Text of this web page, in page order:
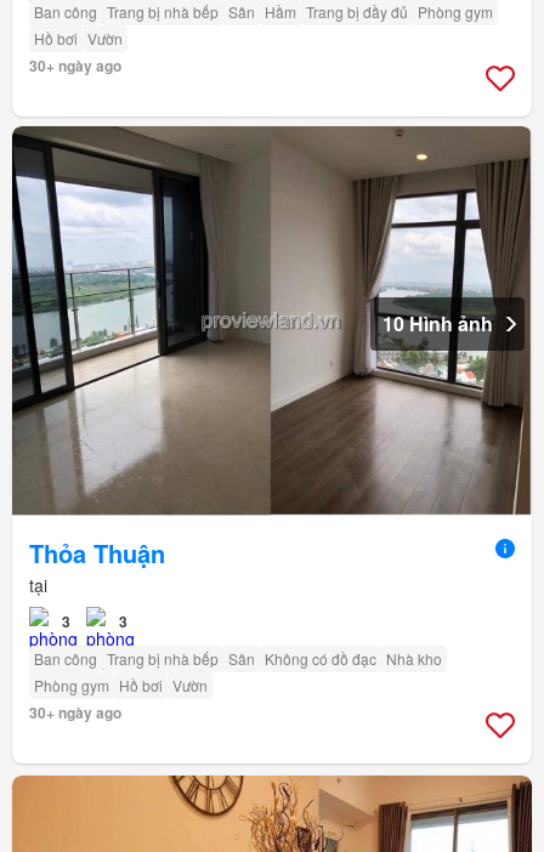
Ban công Trang bị nhà bếp Sân Hầm Trang bị đầy đủ Phòng gym
Hồ bơi Vườn
30+ ngày ago
10 Hình ảnh
Thỏa Thuận
tại
3 3
Ban công Trang bị nhà bếp Sân Không có đồ đạc Nhà kho
Phòng gym Hồ bơi Vườn
30+ ngày ago